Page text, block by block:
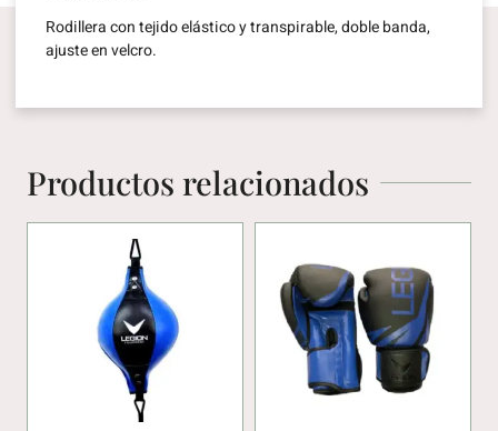
Rodillera con tejido elástico y transpirable, doble banda,
ajuste en velcro.
Productos relacionados